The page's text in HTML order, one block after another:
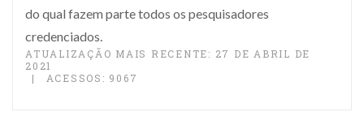
do qual fazem parte todos os pesquisadores
credenciados.
ATUALIZAÇÃO MAIS RECENTE: 27 DE ABRIL DE
2021
ACESSOS: 9067